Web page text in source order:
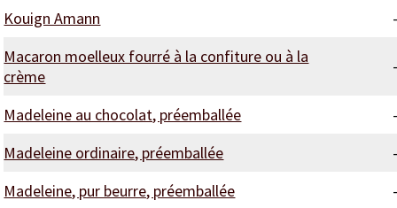
Kouign Amann
-
Macaron moelleux fourré à la confiture ou à la
crème
-
Madeleine au chocolat, préemballée
-
Madeleine ordinaire, préemballée
-
Madeleine, pur beurre, préemballée
-